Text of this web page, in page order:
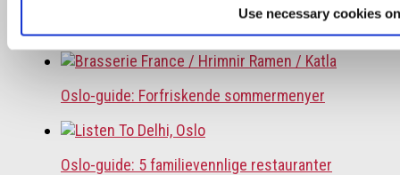
Use necessary cookies
De mest populære spisestedene så langt i 2026
Oslo-guide: Forfriskende sommermenyer
Oslo-guide: 5 familievennlige restauranter